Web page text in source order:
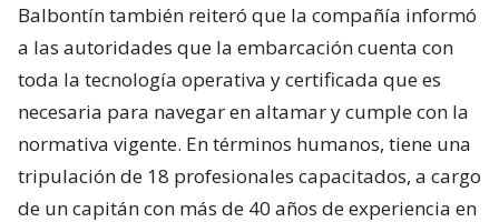
Balbontín también reiteró que la compañía informó
a las autoridades que la embarcación cuenta con
toda la tecnología operativa y certificada que es
necesaria para navegar en altamar y cumple con la
normativa vigente. En términos humanos, tiene una
tripulación de 18 profesionales capacitados, a cargo
de un capitán con más de 40 años de experiencia en